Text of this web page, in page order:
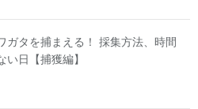
ガタを捕まえる！ 採集方法、時間
日【捕獲編】